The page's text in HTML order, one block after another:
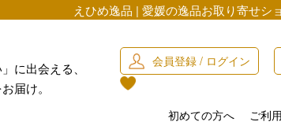
えひめ逸品 | 愛媛の逸品お取り寄せシ
に出会える、
届け。
会員登録 / ログイン
初めての方へ ご利